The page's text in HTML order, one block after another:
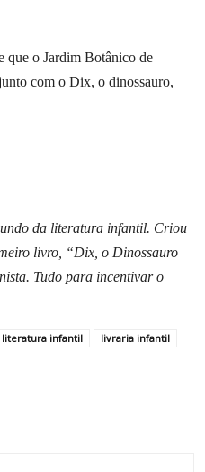
que o Jardim Botânico de
com o Dix, o dinossauro,
da literatura infantil. Criou
livro, “Dix, o Dinossauro
Tudo para incentivar o
literatura infantil
livraria infantil